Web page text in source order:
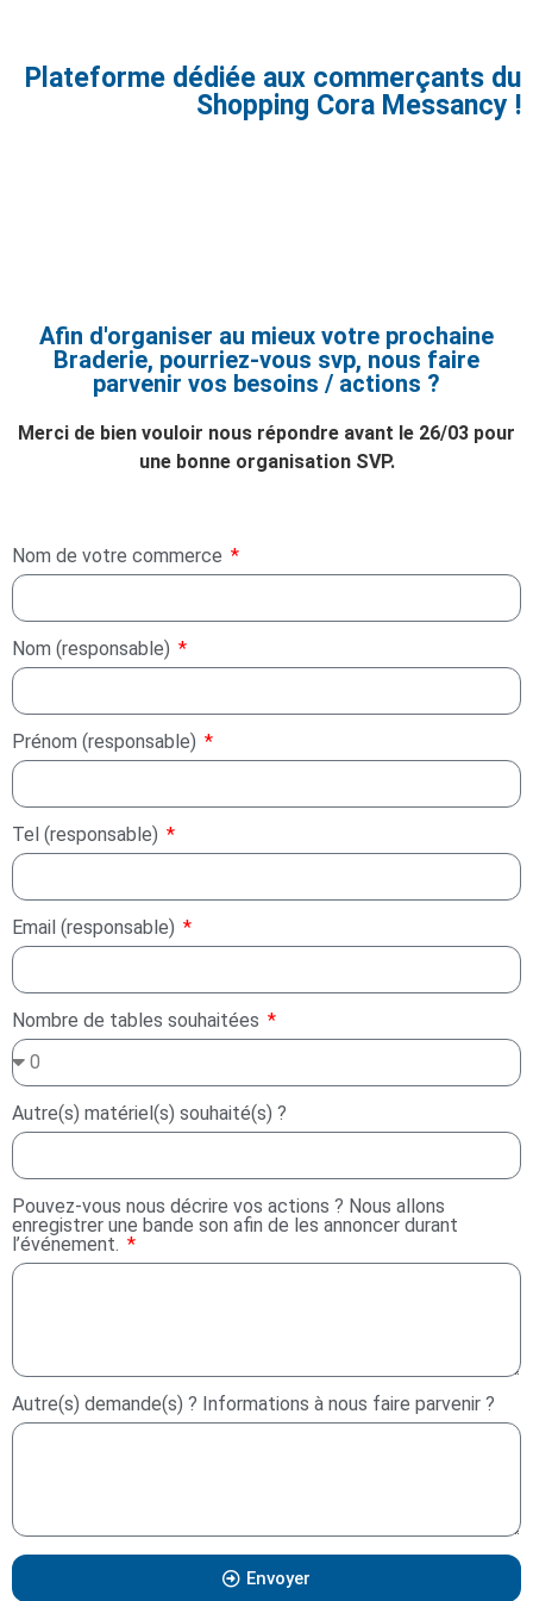
Plateforme dédiée aux commerçants du
Shopping Cora Messancy !
Afin d'organiser au mieux votre prochaine
Braderie, pourriez-vous svp, nous faire
parvenir vos besoins / actions ?
Merci de bien vouloir nous répondre avant le 26/03 pour
une bonne organisation SVP.
Nom de votre commerce
Nom (responsable)
Prénom (responsable)
Tel (responsable)
Email (responsable)
Nombre de tables souhaitées
Autre(s) matériel(s) souhaité(s) ?
Pouvez-vous nous décrire vos actions ? Nous allons
enregistrer une bande son afin de les annoncer durant
l’événement.
Autre(s) demande(s) ? Informations à nous faire parvenir ?
Envoyer